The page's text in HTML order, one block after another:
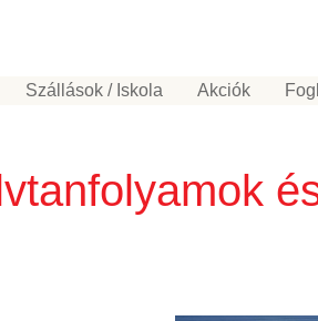
Szállások / Iskola Akciók